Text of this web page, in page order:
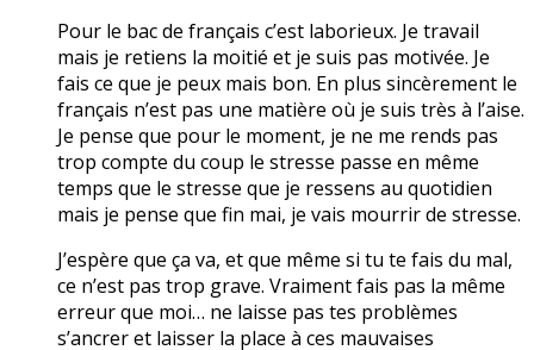
Pour le bac de français c’est laborieux. Je travail
mais je retiens la moitié et je suis pas motivée. Je
fais ce que je peux mais bon. En plus sincèrement le
français n’est pas une matière où je suis très à l’aise.
Je pense que pour le moment, je ne me rends pas
trop compte du coup le stresse passe en même
temps que le stresse que je ressens au quotidien
mais je pense que fin mai, je vais mourrir de stresse.
J’espère que ça va, et que même si tu te fais du mal,
ce n’est pas trop grave. Vraiment fais pas la même
erreur que moi… ne laisse pas tes problèmes
s’ancrer et laisser la place à ces mauvaises